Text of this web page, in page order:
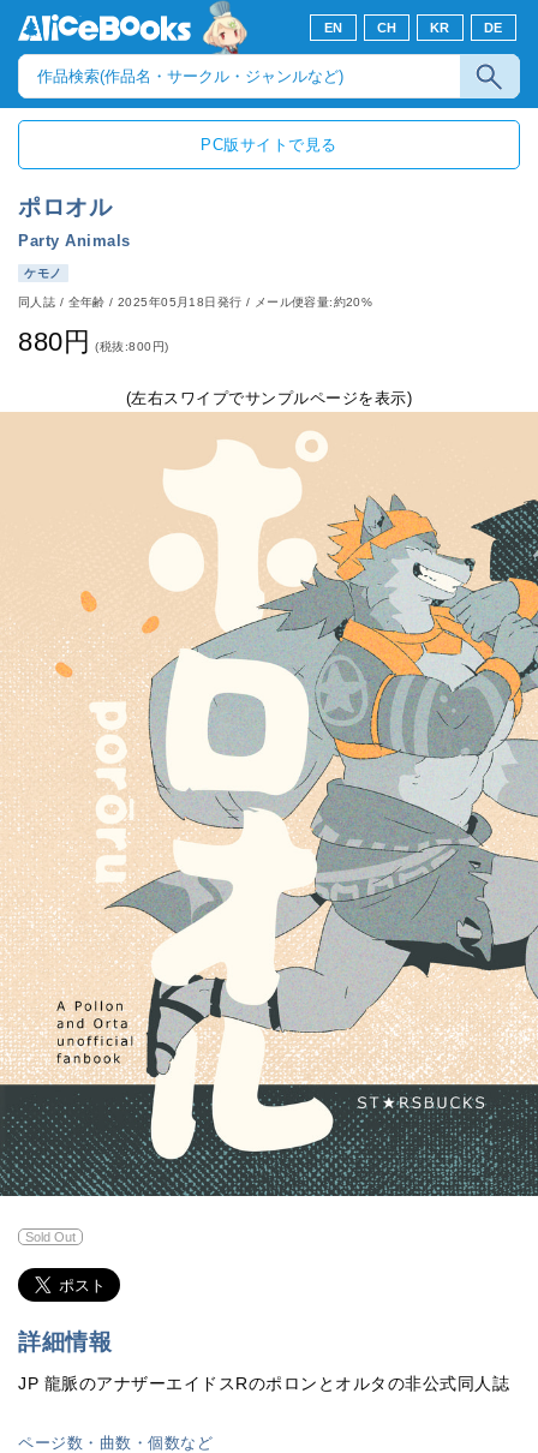
EN CH KR DE
PC版サイトで見る
ポロオル
Party Animals
ケモノ
同人誌 / 全年齢/2025年05月18日発行 / メール便容量:約20%
880円 (税抜:800円)
(左右スワイプでサンプルページを表示)
Sold Out
詳細情報
JP 龍脈のアナザーエイドスRのポロンとオルタの非公式同人誌
ページ数・曲数・個数など